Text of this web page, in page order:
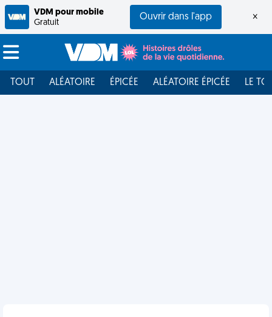
VDM pour mobile
Gratuit
Ouvrir dans l'app ×
TOUT ALÉATOIRE ÉPICÉE ALÉATOIRE ÉPICÉE LE